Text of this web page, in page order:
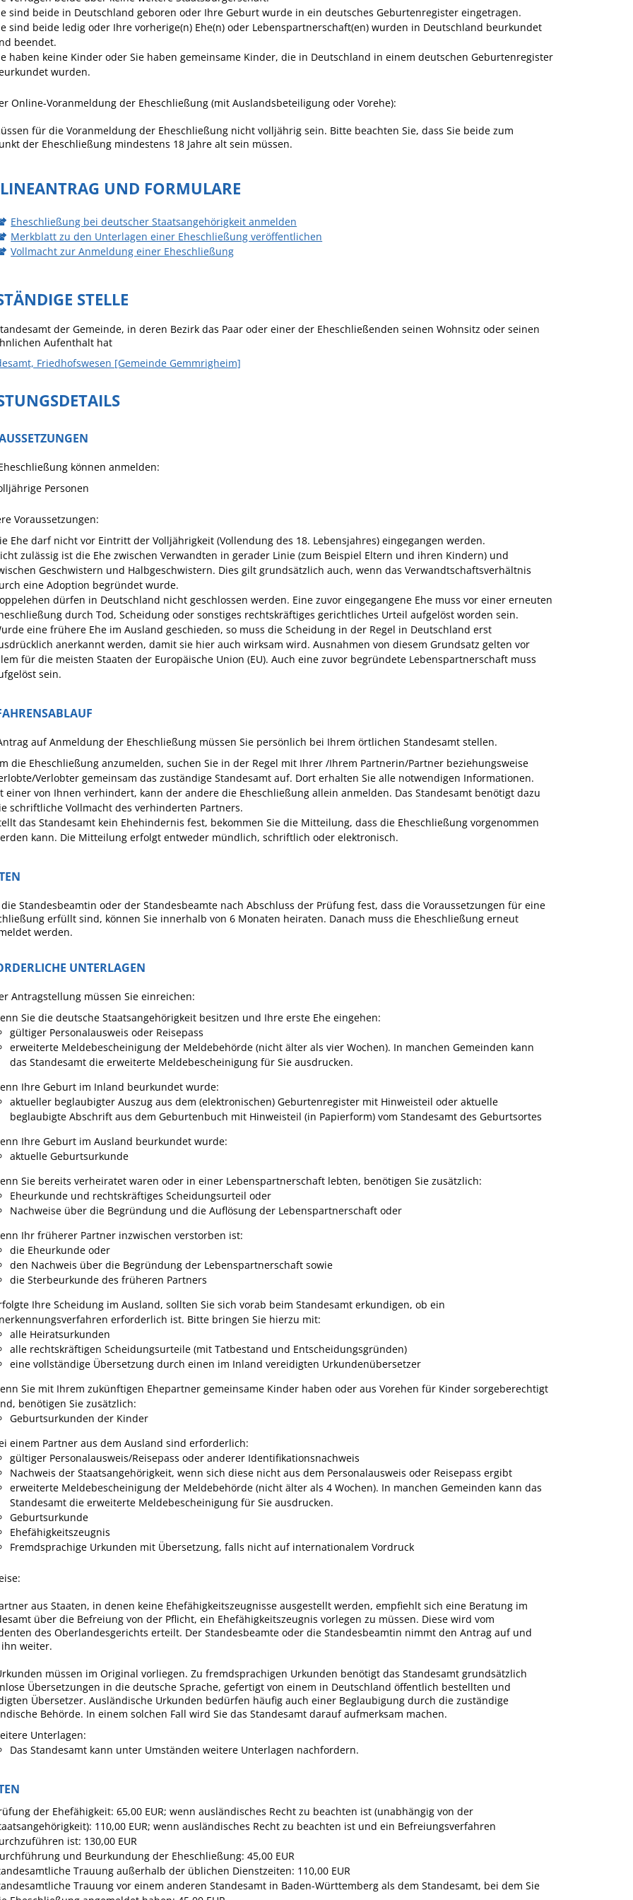
Häckselplatz
Friedhof
Kläranlage
sind beide in Deutschland geboren oder Ihre Geburt wurde in ein deutsches Geburtenregister eingetragen.
sind beide ledig oder Ihre vorherige(n) Ehe(n) oder Lebenspartnerschaft(en) wurden in Deutschland beurkundet
beendet.
haben keine Kinder oder Sie haben gemeinsame Kinder, die in Deutschland in einem deutschen Geburtenregister
wurden.
Online-Voranmeldung der Eheschließung (mit Auslandsbeteiligung oder Vorehe):
für die Voranmeldung der Eheschließung nicht volljährig sein. Bitte beachten Sie, dass Sie beide zum
der Eheschließung mindestens 18 Jahre alt sein müssen.
UND FORMULARE
Eheschließung bei deutscher Staatsangehörigkeit anmelden
Merkblatt zu den Unterlagen einer Eheschließung veröffentlichen
Vollmacht zur Anmeldung einer Eheschließung
STELLE
der Gemeinde, in deren Bezirk das Paar oder einer der Eheschließenden seinen Wohnsitz oder seinen
Aufenthalt hat
Friedhofswesen [Gemeinde Gemmrigheim]
können anmelden:
Personen
Voraussetzungen:
Ehe darf nicht vor Eintritt der Volljährigkeit (Vollendung des 18. Lebensjahres) eingegangen werden.
zulässig ist die Ehe zwischen Verwandten in gerader Linie (zum Beispiel Eltern und ihren Kindern) und
Geschwistern und Halbgeschwistern. Dies gilt grundsätzlich auch, wenn das Verwandtschaftsverhältnis
eine Adoption begründet wurde.
dürfen in Deutschland nicht geschlossen werden. Eine zuvor eingegangene Ehe muss vor einer erneuten
durch Tod, Scheidung oder sonstiges rechtskräftiges gerichtliches Urteil aufgelöst worden sein.
eine frühere Ehe im Ausland geschieden, so muss die Scheidung in der Regel in Deutschland erst
anerkannt werden, damit sie hier auch wirksam wird. Ausnahmen von diesem Grundsatz gelten vor
für die meisten Staaten der Europäische Union (EU). Auch eine zuvor begründete Lebenspartnerschaft muss
sein.
auf Anmeldung der Eheschließung müssen Sie persönlich bei Ihrem örtlichen Standesamt stellen.
die Eheschließung anzumelden, suchen Sie in der Regel mit Ihrer /Ihrem Partnerin/Partner beziehungsweise
Verlobter gemeinsam das zuständige Standesamt auf. Dort erhalten Sie alle notwendigen Informationen.
einer von Ihnen verhindert, kann der andere die Eheschließung allein anmelden. Das Standesamt benötigt dazu
schriftliche Vollmacht des verhinderten Partners.
das Standesamt kein Ehehindernis fest, bekommen Sie die Mitteilung, dass die Eheschließung vorgenommen
kann. Die Mitteilung erfolgt entweder mündlich, schriftlich oder elektronisch.
Standesbeamtin oder der Standesbeamte nach Abschluss der Prüfung fest, dass die Voraussetzungen für eine
erfüllt sind, können Sie innerhalb von 6 Monaten heiraten. Danach muss die Eheschließung erneut
werden.
UNTERLAGEN
Antragstellung müssen Sie einreichen:
Sie die deutsche Staatsangehörigkeit besitzen und Ihre erste Ehe eingehen:
gültiger Personalausweis oder Reisepass
erweiterte Meldebescheinigung der Meldebehörde (nicht älter als vier Wochen). In manchen Gemeinden kann
das Standesamt die erweiterte Meldebescheinigung für Sie ausdrucken.
Ihre Geburt im Inland beurkundet wurde:
aktueller beglaubigter Auszug aus dem (elektronischen) Geburtenregister mit Hinweisteil oder aktuelle
beglaubigte Abschrift aus dem Geburtenbuch mit Hinweisteil (in Papierform) vom Standesamt des Geburtsortes
Ihre Geburt im Ausland beurkundet wurde:
​​​​​aktuelle Geburtsurkunde
Sie bereits verheiratet waren oder in einer Lebenspartnerschaft lebten, benötigen Sie zusätzlich:
Eheurkunde und rechtskräftiges Scheidungsurteil oder
Nachweise über die Begründung und die Auflösung der Lebenspartnerschaft oder
Ihr früherer Partner inzwischen verstorben ist:
die Eheurkunde oder
den Nachweis über die Begründung der Lebenspartnerschaft sowie
die Sterbeurkunde des früheren Partners
Ihre Scheidung im Ausland, sollten Sie sich vorab beim Standesamt erkundigen, ob ein
erforderlich ist. Bitte bringen Sie hierzu mit:
alle Heiratsurkunden
alle rechtskräftigen Scheidungsurteile (mit Tatbestand und Entscheidungsgründen)
eine vollständige Übersetzung durch einen im Inland vereidigten Urkundenübersetzer
Sie mit Ihrem zukünftigen Ehepartner gemeinsame Kinder haben oder aus Vorehen für Kinder sorgeberechtigt
benötigen Sie zusätzlich:
​​​​​​​Geburtsurkunden der Kinder
einem Partner aus dem Ausland sind erforderlich:
​​​​​​gültiger Personalausweis/Reisepass oder anderer Identifikationsnachweis
​​​​​​​Nachweis der Staatsangehörigkeit, wenn sich diese nicht aus dem Personalausweis oder Reisepass ergibt
erweiterte Meldebescheinigung der Meldebehörde (nicht älter als 4 Wochen). In manchen Gemeinden kann das
Standesamt die erweiterte Meldebescheinigung für Sie ausdrucken.
Geburtsurkunde
Ehefähigkeitszeugnis
Fremdsprachige Urkunden mit Übersetzung, falls nicht auf internationalem Vordruck
aus Staaten, in denen keine Ehefähigkeitszeugnisse ausgestellt werden, empfiehlt sich eine Beratung im
über die Befreiung von der Pflicht, ein Ehefähigkeitszeugnis vorlegen zu müssen. Diese wird vom
des Oberlandesgerichts erteilt. Der Standesbeamte oder die Standesbeamtin nimmt den Antrag auf und
weiter.
müssen im Original vorliegen. Zu fremdsprachigen Urkunden benötigt das Standesamt grundsätzlich
Übersetzungen in die deutsche Sprache, gefertigt von einem in Deutschland öffentlich bestellten und
Übersetzer. Ausländische Urkunden bedürfen häufig auch einer Beglaubigung durch die zuständige
Behörde. In einem solchen Fall wird Sie das Standesamt darauf aufmerksam machen.
Unterlagen:
​​​​​​​Das Standesamt kann unter Umständen weitere Unterlagen nachfordern.
der Ehefähigkeit: 65,00 EUR; wenn ausländisches Recht zu beachten ist (unabhängig von der
110,00 EUR; wenn ausländisches Recht zu beachten ist und ein Befreiungsverfahren
ist: 130,00 EUR
und Beurkundung der Eheschließung: 45,00 EUR
Trauung außerhalb der üblichen Dienstzeiten: 110,00 EUR
Trauung vor einem anderen Standesamt in Baden-Württemberg als dem Standesamt, bei dem Sie